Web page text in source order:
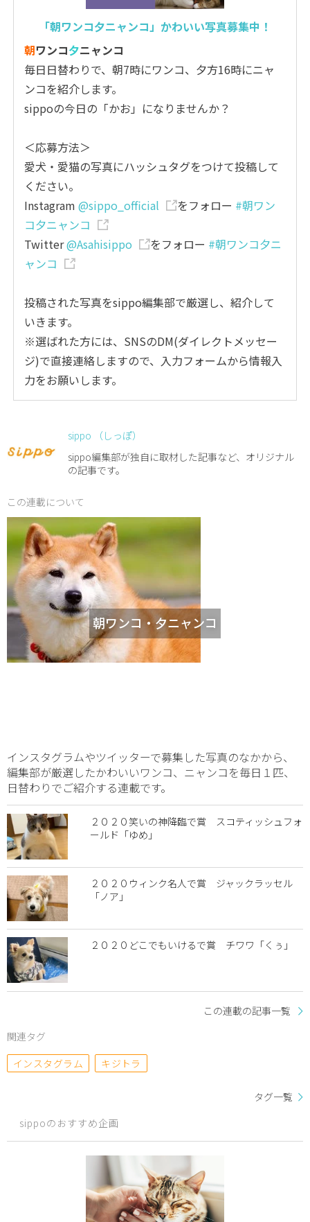
「朝ワンコ夕ニャンコ」かわいい写真募集中！
朝ワンコ夕ニャンコ
毎日日替わりで、朝7時にワンコ、夕方16時にニャ
ンコを紹介します。
sippoの今日の「かお」になりませんか？
＜応募方法＞
愛犬・愛猫の写真にハッシュタグをつけて投稿して
ください。
Instagram@sippo_official をフォロー #朝ワン
コ夕ニャンコ
Twitter@Asahisippo をフォロー #朝ワンコ夕ニ
ャンコ
投稿された写真をsippo編集部で厳選し、紹介して
いきます。
※選ばれた方には、SNSのDM(ダイレクトメッセー
ジ)で直接連絡しますので、入力フォームから情報入
力をお願いします。
sippo （しっぽ）
sippo編集部が独自に取材した記事など、オリジナル
の記事です。
この連載について
朝ワンコ・夕ニャンコ
インスタグラムやツイッターで募集した写真のなかから、
編集部が厳選したかわいいワンコ、ニャンコを毎日１匹、
日替わりでご紹介する連載です。
２０２０笑いの神降臨で賞 スコティッシュフォ
ールド「ゆめ」
２０２０ウィンク名人で賞 ジャックラッセル
「ノア」
２０２０どこでもいけるで賞 チワワ「くぅ」
この連載の記事一覧
関連タグ
インスタグラム
キジトラ
タグ一覧
sippoのおすすめ企画